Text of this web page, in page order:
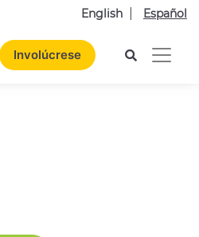
English Español
Involúcrese